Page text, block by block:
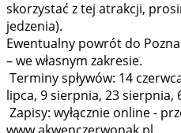
skorzystać z tej atrakcji,
jedzenia).
Ewentualny powrót do
– we własnym zakresie.
Terminy spływów: 14
lipca, 9 sierpnia, 23 sierpnia,
Zapisy: wyłącznie online -